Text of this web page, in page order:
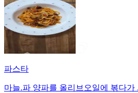
파스타
마늘.파 양파를 올리브오일에 볶다